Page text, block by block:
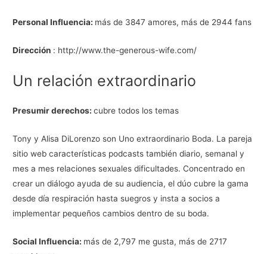
Personal Influencia: más de 3847 amores, más de 2944 fans
Dirección : http://www.the-generous-wife.com/
Un relación extraordinario
Presumir derechos:cubre todos los temas
Tony y Alisa DiLorenzo son Uno extraordinario Boda. La pareja
sitio web características podcasts también diario, semanal y
mes a mes relaciones sexuales dificultades. Concentrado en
crear un diálogo ayuda de su audiencia, el dúo cubre la gama
desde día respiración hasta suegros y insta a socios a
implementar pequeños cambios dentro de su boda.
Social Influencia: más de 2,797 me gusta, más de 2717